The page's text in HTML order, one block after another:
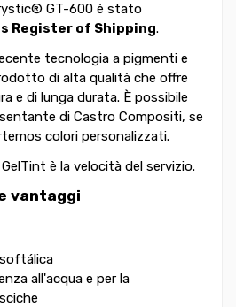
GT-600 è stato
Register of Shipping.
tecnologia a pigmenti e
di alta qualità che offre
e di lunga durata. È possibile
di Castro Compositi, se
colori personalizzati.
è la velocità del servizio.
vantaggi
all'acqua e per la